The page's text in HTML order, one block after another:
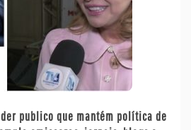
publico que mantém política de